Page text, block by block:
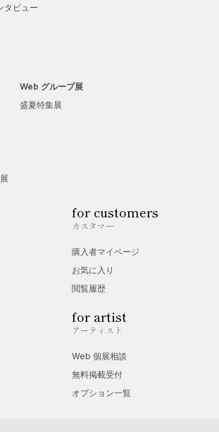
タビュー
Web グループ展
盛夏特集展
for customers
カスタマー
購入者マイページ
お気に入り
閲覧履歴
for artist
アーティスト
Web 個展相談
無料掲載受付
オプション一覧